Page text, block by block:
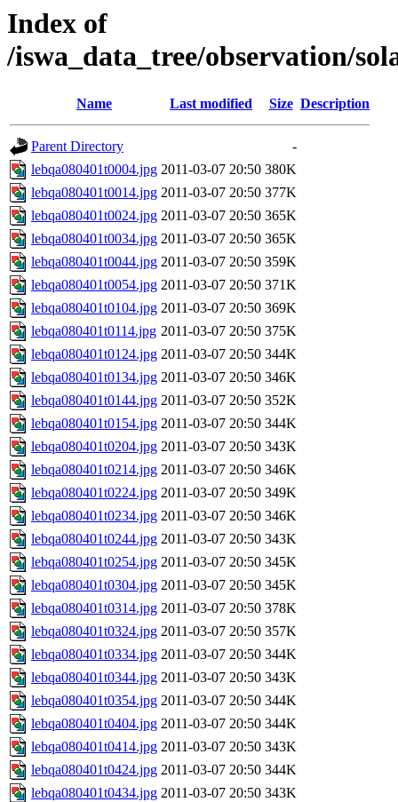
Index of
/iswa_data_tree/observation/
Name Last modified Size Description
Parent Directory
-
lebqa080401t0004.jpg 2011-03-07 20:50 380K
lebqa080401t0014.jpg 2011-03-07 20:50 377K
lebqa080401t0024.jpg 2011-03-07 20:50 365K
lebqa080401t0034.jpg 2011-03-07 20:50 365K
lebqa080401t0044.jpg 2011-03-07 20:50 359K
lebqa080401t0054.jpg 2011-03-07 20:50 371K
lebqa080401t0104.jpg 2011-03-07 20:50 369K
lebqa080401t0114.jpg 2011-03-07 20:50 375K
lebqa080401t0124.jpg 2011-03-07 20:50 344K
lebqa080401t0134.jpg 2011-03-07 20:50 346K
lebqa080401t0144.jpg 2011-03-07 20:50 352K
lebqa080401t0154.jpg 2011-03-07 20:50 344K
lebqa080401t0204.jpg 2011-03-07 20:50 343K
lebqa080401t0214.jpg 2011-03-07 20:50 346K
lebqa080401t0224.jpg 2011-03-07 20:50 349K
lebqa080401t0234.jpg 2011-03-07 20:50 346K
lebqa080401t0244.jpg 2011-03-07 20:50 343K
lebqa080401t0254.jpg 2011-03-07 20:50 345K
lebqa080401t0304.jpg 2011-03-07 20:50 345K
lebqa080401t0314.jpg 2011-03-07 20:50 378K
lebqa080401t0324.jpg 2011-03-07 20:50 357K
lebqa080401t0334.jpg 2011-03-07 20:50 344K
lebqa080401t0344.jpg 2011-03-07 20:50 343K
lebqa080401t0354.jpg 2011-03-07 20:50 344K
lebqa080401t0404.jpg 2011-03-07 20:50 344K
lebqa080401t0414.jpg 2011-03-07 20:50 343K
lebqa080401t0424.jpg 2011-03-07 20:50 344K
lebqa080401t0434.jpg 2011-03-07 20:50 343K